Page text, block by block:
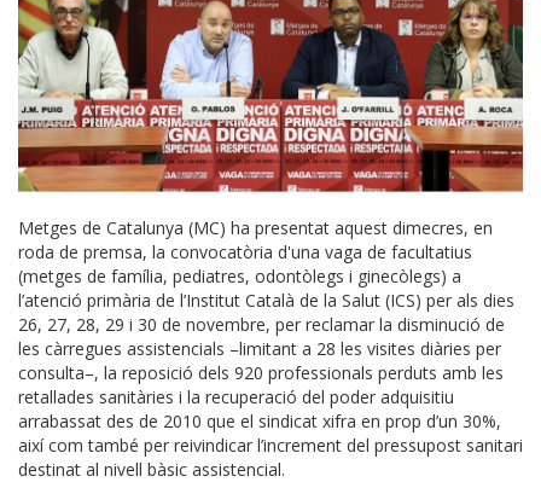
Metges de Catalunya (MC) ha presentat aquest dimecres, en
roda de premsa, la convocatòria d'una vaga de facultatius
(metges de família, pediatres, odontòlegs i ginecòlegs) a
l’atenció primària de l’Institut Català de la Salut (ICS) per als dies
26, 27, 28, 29 i 30 de novembre, per reclamar la disminució de
les càrregues assistencials –limitant a 28 les visites diàries per
consulta–, la reposició dels 920 professionals perduts amb les
retallades sanitàries i la recuperació del poder adquisitiu
arrabassat des de 2010 que el sindicat xifra en prop d’un 30%,
així com també per reivindicar l’increment del pressupost sanitari
destinat al nivell bàsic assistencial.